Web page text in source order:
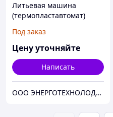
Литьевая машина
(термопластавтомат)
впрыска 190
Под заказ
Цену уточняйте
Написать
ООО ЭНЕРГОТЕХНОЛОДЖИ